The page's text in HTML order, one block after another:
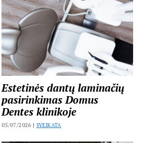
Estetinės dantų laminačių
pasirinkimas Domus
Dentes klinikoje
05/07/2026 | SVEIKATA